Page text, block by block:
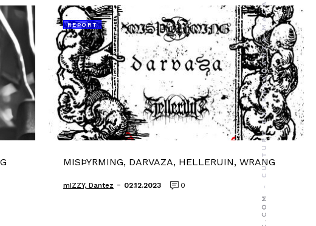
REPORT
MISÞYRMING, DARVAZA, HELLERUIN, WRANG
mIZZY, Dantez - 02.12.2023 0